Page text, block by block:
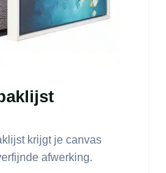
krijgt je canvas
afwerking.